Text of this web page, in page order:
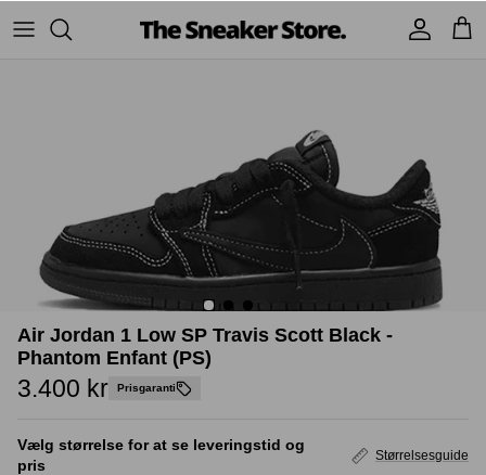
UGG
Yeezy
Jordans
Andre brands
BAPE - A Bathing Ape
TSS Collection
Accessories Sneaker boks
Air Jordan 1 Low SP Travis Scott Black -
Phantom Enfant (PS)
3.400 kr Prisgaranti
Vælg størrelse for at se leveringstid og
pris
Størrelsesguide